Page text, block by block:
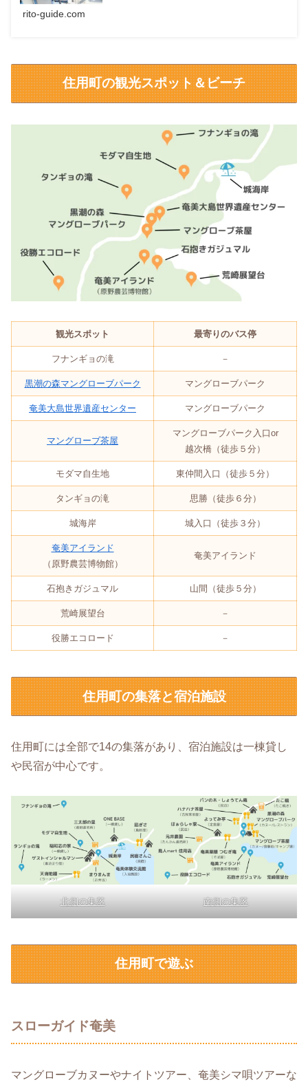
rito-guide.com
住用町の観光スポット＆ビーチ
観光スポット 最寄りのバス停
フナンギョの滝 －
黒潮の森マングローブパーク マングローブパーク
奄美大島世界遺産センター マングローブパーク
マングローブ茶屋
マングローブパーク入口or
越次橋（徒歩５分）
モダマ自生地 東仲間入口（徒歩５分）
タンギョの滝 思勝（徒歩６分）
城海岸 城入口（徒歩３分）
奄美アイランド
（原野農芸博物館）
奄美アイランド
石抱きガジュマル 山間（徒歩５分）
荒崎展望台 －
役勝エコロード －
住用町の集落と宿泊施設
住用町には全部で14の集落があり、宿泊施設は一棟貸し
や民宿が中心です。
北側の集落 南側の集落
住用町で遊ぶ
スローガイド奄美
マングローブカヌーやナイトツアー、奄美シマ唄ツアーな